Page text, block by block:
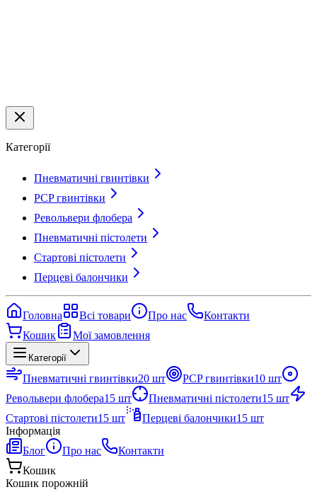
Категорії
Пневматичні гвинтівки
PCP гвинтівки
Револьвери флобера
Пневматичні пістолети
Стартові пістолети
Перцеві балончики
Головна Всі товари Про нас
Контакти
Кошик
Мої замовлення
Категорії
Пневматичні гвинтівки20 шт PCP гвинтівки10 шт
Револьвери флобера15 шт Пневматичні пістолети15 шт
Стартові пістолети15 шт Перцеві балончики15 шт
Інформація
Блог
Про нас
Контакти
Кошик
Кошик порожній